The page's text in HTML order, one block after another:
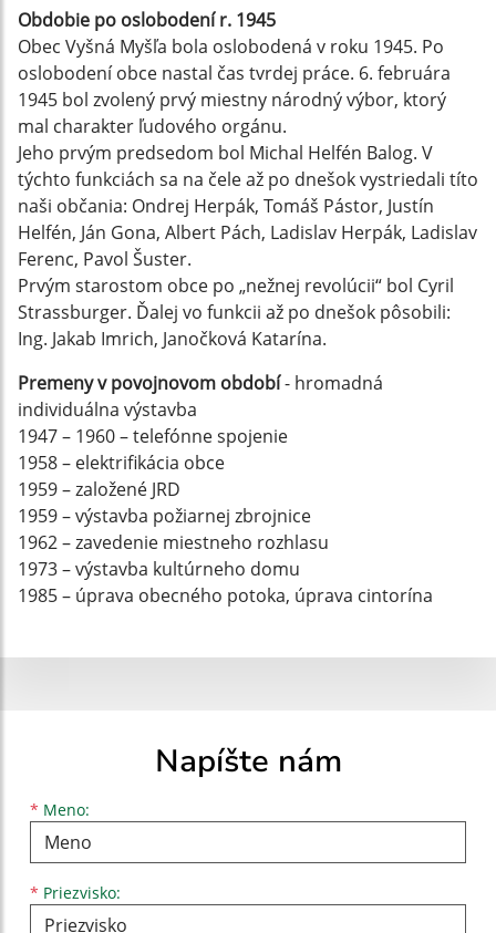
Obdobie po oslobodení r. 1945
Obec Vyšná Myšľa bola oslobodená v roku 1945. Po
oslobodení obce nastal čas tvrdej práce. 6. februára
1945 bol zvolený prvý miestny národný výbor, ktorý
mal charakter ľudového orgánu.
Jeho prvým predsedom bol Michal Helfén Balog. V
týchto funkciách sa na čele až po dnešok vystriedali títo
naši občania: Ondrej Herpák, Tomáš Pástor, Justín
Helfén, Ján Gona, Albert Pách, Ladislav Herpák, Ladislav
Ferenc, Pavol Šuster.
Prvým starostom obce po „nežnej revolúcii“ bol Cyril
Strassburger. Ďalej vo funkcii až po dnešok pôsobili:
Ing. Jakab Imrich, Janočková Katarína.
Premeny v povojnovom období- hromadná
individuálna výstavba
1947 – 1960 – telefónne spojenie
1958 – elektrifikácia obce
1959 – založené JRD
1959 – výstavba požiarnej zbrojnice
1962 – zavedenie miestneho rozhlasu
1973 – výstavba kultúrneho domu
1985 – úprava obecného potoka, úprava cintorína
Napíšte nám
* Meno:
Meno
* Priezvisko:
Priezvisko
E-mailová adresa